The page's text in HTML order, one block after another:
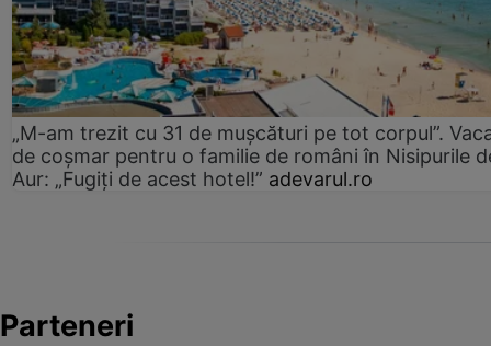
„M-am trezit cu 31 de mușcături pe tot corpul”.
de coșmar pentru o familie de români în Nisipurile
Aur: „Fugiți de acest hotel!” adevarul.ro
Parteneri